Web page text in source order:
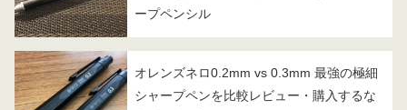
ープペンシル
オレンズネロ0.2mm vs 0.3mm 最強の極細
シャープペンを比較レビュー・購入するな